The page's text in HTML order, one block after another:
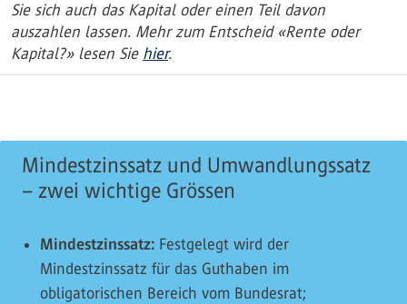
Sie sich auch das Kapital oder einen Teil davon
auszahlen lassen. Mehr zum Entscheid «Rente oder
Kapital?» lesen Sie hier.
Mindestzinssatz und Umwandlungssatz
– zwei wichtige Grössen
Mindestzinssatz: Festgelegt wird der
Mindestzinssatz für das Guthaben im
obligatorischen Bereich vom Bundesrat;